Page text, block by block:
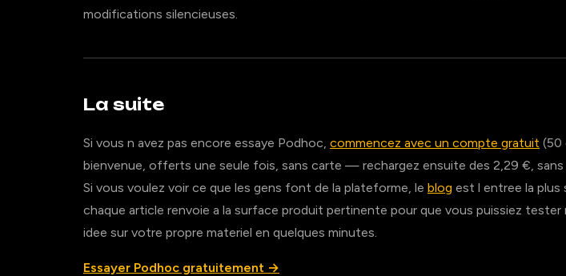
modifications silencieuses.
La suite
Si vous n avez pas encore essaye Podhoc, commencez avec un compte gratuit (50
bienvenue, offerts une seule fois, sans carte — rechargez ensuite des 2,29 €,
Si vous voulez voir ce que les gens font de la plateforme, le blog est l entree la
chaque article renvoie a la surface produit pertinente pour que vous puissiez tester
idee sur votre propre materiel en quelques minutes.
Essayer Podhoc gratuitement →